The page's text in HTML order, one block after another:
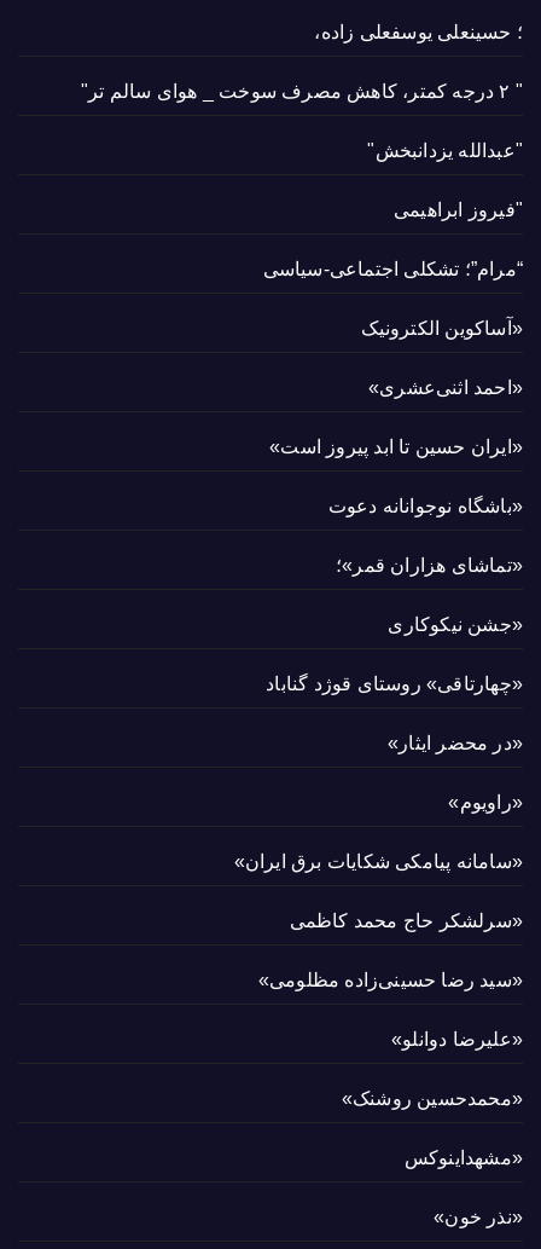
؛ حسینعلی یوسفعلی زاده،
" ۲ درجه کمتر، کاهش مصرف سوخت _ هوای سالم تر"
"عبدالله یزدانبخش"
"فیروز ابراهیمی
“مرام”؛ تشکلی اجتماعی-سیاسی
«آساکوین الکترونیک
«احمد اثنی‌عشری»
«ایران حسین تا ابد پیروز است»
«باشگاه نوجوانانه دعوت
«تماشای هزاران قمر»؛
«جشن نیکوکاری
«چهارتاقی» روستای قوژد گناباد
«در محضر ایثار»
«راویوم»
«سامانه پیامکی شکایات برق ایران»
«سرلشکر حاج محمد کاظمی
«سید رضا حسینی‌زاده مظلومی»
«علیرضا دوانلو»
«محمدحسین روشنک»
«مشهداینوکس
«نذر خون»